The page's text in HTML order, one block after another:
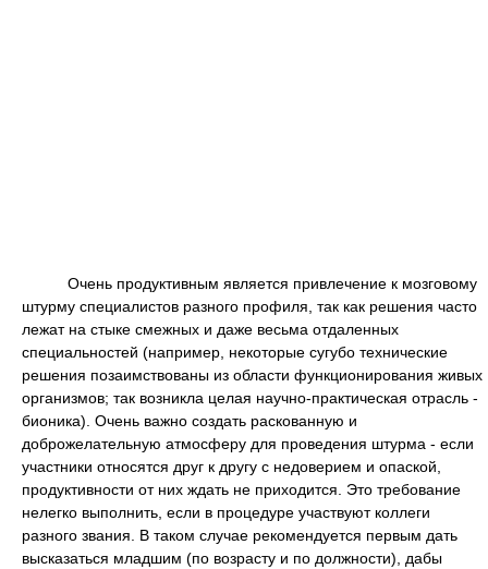
Очень продуктивным является привлечение к мозговому
штурму специалистов разного профиля, так как решения часто
лежат на стыке смежных и даже весьма отдаленных
специальностей (например, некоторые сугубо технические
решения позаимствованы из области функционирования живых
организмов; так возникла целая научно-практическая отрасль -
бионика). Очень важно создать раскованную и
доброжелательную атмосферу для проведения штурма - если
участники относятся друг к другу с недоверием и опаской,
продуктивности от них ждать не приходится. Это требование
нелегко выполнить, если в процедуре участвуют коллеги
разного звания. В таком случае рекомендуется первым дать
высказаться младшим (по возрасту и по должности), дабы